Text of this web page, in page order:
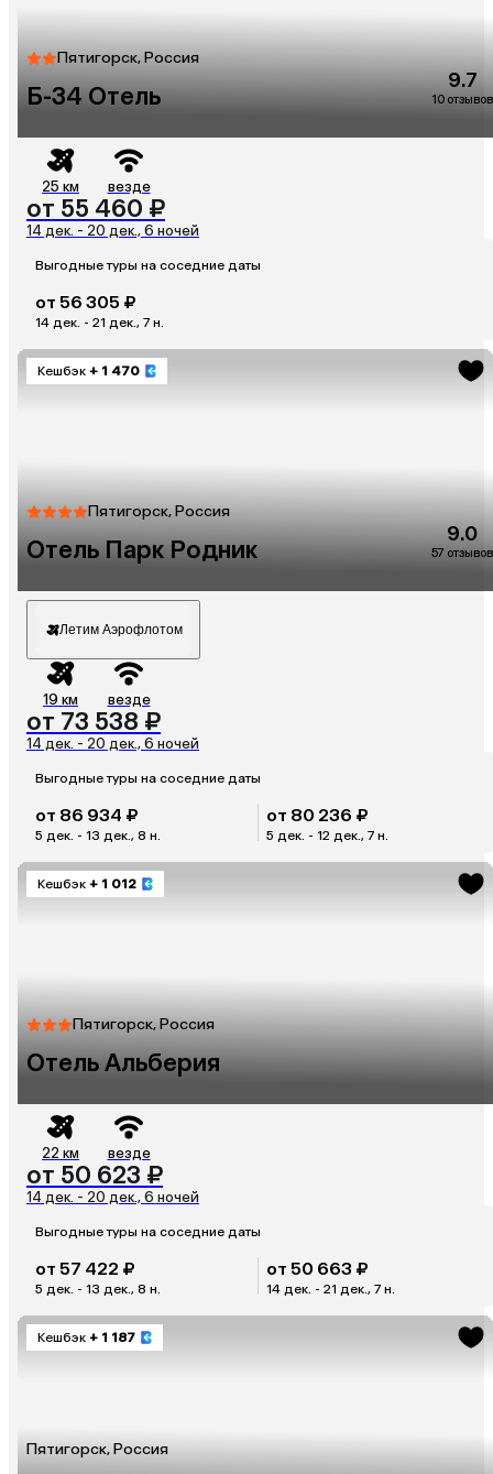
Пятигорск, Россия
Б-34 Отель
9.7
10 отзывов
25 км везде
от 55 460 ₽
14 дек. - 20 дек., 6 ночей
Выгодные туры на соседние даты
от 56 305 ₽
14 дек. - 21 дек., 7 н.
Кешбэк + 1 470
Пятигорск, Россия
Отель Парк Родник
9.0
57 отзывов
Летим Аэрофлотом
19 км везде
от 73 538 ₽
14 дек. - 20 дек., 6 ночей
Выгодные туры на соседние даты
от 86 934 ₽
5 дек. - 13 дек., 8 н.
от 80 236 ₽
5 дек. - 12 дек., 7 н.
Кешбэк + 1 012
Пятигорск, Россия
Отель Альберия
22 км везде
от 50 623 ₽
14 дек. - 20 дек., 6 ночей
Выгодные туры на соседние даты
от 57 422 ₽
5 дек. - 13 дек., 8 н.
от 50 663 ₽
14 дек. - 21 дек., 7 н.
Кешбэк + 1 187
Пятигорск, Россия